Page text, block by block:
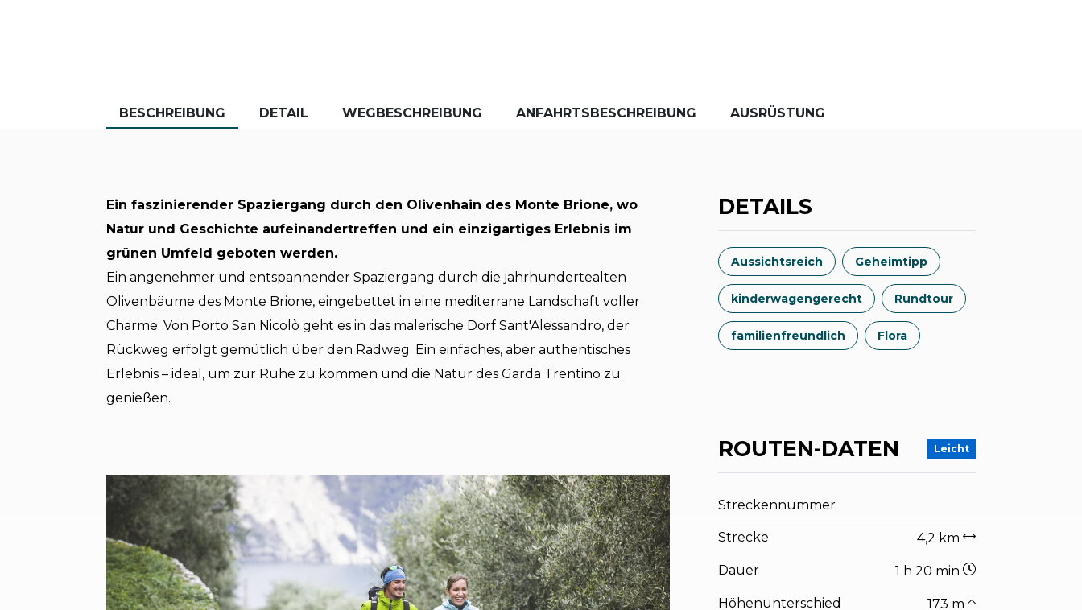
BESCHREIBUNG DETAIL WEGBESCHREIBUNG ANFAHRTSBESCHREIBUNG AUSRÜSTUNG
Ein faszinierender Spaziergang durch den Olivenhain des Monte Brione, wo
Natur und Geschichte aufeinandertreffen und ein einzigartiges Erlebnis im
grünen Umfeld geboten werden.
Ein angenehmer und entspannender Spaziergang durch die jahrhundertealten
Olivenbäume des Monte Brione, eingebettet in eine mediterrane Landschaft voller
Charme. Von Porto San Nicolò geht es in das malerische Dorf Sant'Alessandro, der
Rückweg erfolgt gemütlich über den Radweg. Ein einfaches, aber authentisches
Erlebnis – ideal, um zur Ruhe zu kommen und die Natur des Garda Trentino zu
genießen.
DETAILS
Aussichtsreich Geheimtipp
kinderwagengerecht Rundtour
familienfreundlich Flora
ROUTEN-DATEN Leicht
Streckennummer
Strecke 4,2 km
Dauer 1 h 20 min
Höhenunterschied
173 m